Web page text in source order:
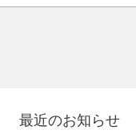
最近のお知らせ